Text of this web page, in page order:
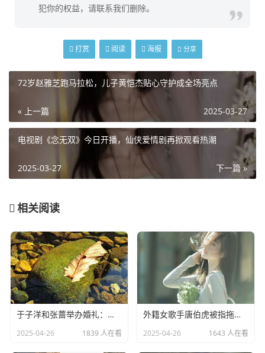
犯你的权益，请联系我们删除。
打赏 阅读 海报 分享
72岁赵雅芝跑马拉松，儿子黄恺杰贴心守护成全场亮点
« 上一篇 2025-03-27
电视剧《念无双》今日开播，仙侠爱情剧再掀观看热潮
下一篇 »
2025-03-27
相关阅读
于子洋和张蔷举办婚礼：一对赛场情场双丰收的人生赢家​
2025-04-26 1839 人在看
外籍女歌手唐伯虎被指拖欠劳务费：明星责任不应该缺席​
2025-04-26 1643 人在看